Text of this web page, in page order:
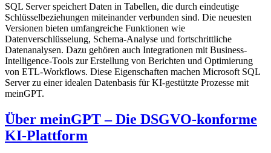
SQL Server speichert Daten in Tabellen, die durch eindeutige
Schlüsselbeziehungen miteinander verbunden sind. Die neuesten
Versionen bieten umfangreiche Funktionen wie
Datenverschlüsselung, Schema-Analyse und fortschrittliche
Datenanalysen. Dazu gehören auch Integrationen mit Business-
Intelligence-Tools zur Erstellung von Berichten und Optimierung
von ETL-Workflows. Diese Eigenschaften machen Microsoft SQL
Server zu einer idealen Datenbasis für KI-gestützte Prozesse mit
meinGPT.
Über meinGPT – Die DSGVO-konforme
KI-Plattform